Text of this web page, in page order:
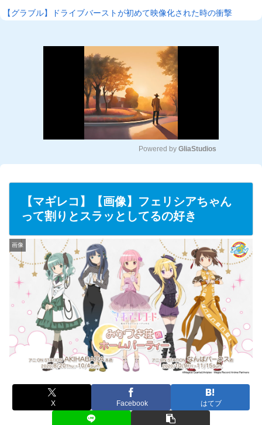
【グラブル】ドライブバーストが初めて映像化された時の衝撃
u
e
Powered by GliaStudios
【マギレコ】【画像】フェリシアちゃん
って割りとスラッとしてるの好き
画像
X Facebook はてブ